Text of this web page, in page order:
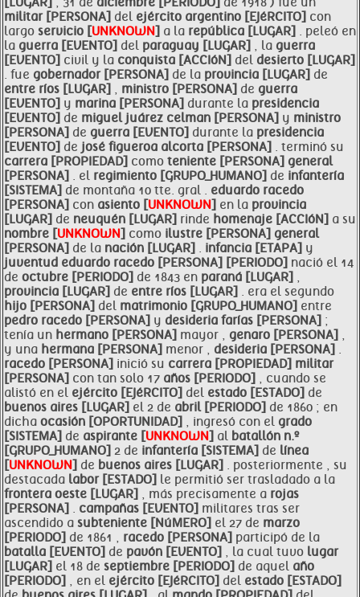
militar [PERSONA] del ejército argentino [EJéRCITO] con
largo servicio [UNKNOWN] a la república [LUGAR] . peleó en
la guerra [EVENTO] del paraguay [LUGAR] , la guerra
[EVENTO] civil y la conquista [ACCIóN] del desierto [LUGAR]
. fue gobernador [PERSONA] de la provincia [LUGAR] de
entre ríos [LUGAR] , ministro [PERSONA] de guerra
[EVENTO] y marina [PERSONA] durante la presidencia
[EVENTO] de miguel juárez celman [PERSONA] y ministro
[PERSONA] de guerra [EVENTO] durante la presidencia
[EVENTO] de josé figueroa alcorta [PERSONA] . terminó su
carrera [PROPIEDAD] como teniente [PERSONA] general
[PERSONA] . el regimiento [GRUPO_HUMANO] de infantería
[SISTEMA] de montaña 10 tte. gral . eduardo racedo
[PERSONA] con asiento [UNKNOWN] en la provincia
[LUGAR] de neuquén [LUGAR] rinde homenaje [ACCIóN] a su
nombre [UNKNOWN] como ilustre [PERSONA] general
[PERSONA] de la nación [LUGAR] . infancia [ETAPA] y
juventud eduardo racedo [PERSONA] [PERIODO] nació el 14
de octubre [PERIODO] de 1843 en paraná [LUGAR] ,
provincia [LUGAR] de entre ríos [LUGAR] . era el segundo
hijo [PERSONA] del matrimonio [GRUPO_HUMANO] entre
pedro racedo [PERSONA] y desideria farías [PERSONA] ;
tenía un hermano [PERSONA] mayor , genaro [PERSONA] ,
y una hermana [PERSONA] menor , desideria [PERSONA] .
racedo [PERSONA] inició su carrera [PROPIEDAD] militar
[PERSONA] con tan solo 17 años [PERIODO] , cuando se
alistó en el ejército [EJéRCITO] del estado [ESTADO] de
buenos aires [LUGAR] el 2 de abril [PERIODO] de 1860 ; en
dicha ocasión [OPORTUNIDAD] , ingresó con el grado
[SISTEMA] de aspirante [UNKNOWN] al batallón n.º
[GRUPO_HUMANO] 2 de infantería [SISTEMA] de línea
[UNKNOWN] de buenos aires [LUGAR] . posteriormente , su
destacada labor [ESTADO] le permitió ser trasladado a la
frontera oeste [LUGAR] , más precisamente a rojas
[PERSONA] . campañas [EVENTO] militares tras ser
ascendido a subteniente [NúMERO] el 27 de marzo
[PERIODO] de 1861 , racedo [PERSONA] participó de la
batalla [EVENTO] de pavón [EVENTO] , la cual tuvo lugar
[LUGAR] el 18 de septiembre [PERIODO] de aquel año
[PERIODO] , en el ejército [EJéRCITO] del estado [ESTADO]